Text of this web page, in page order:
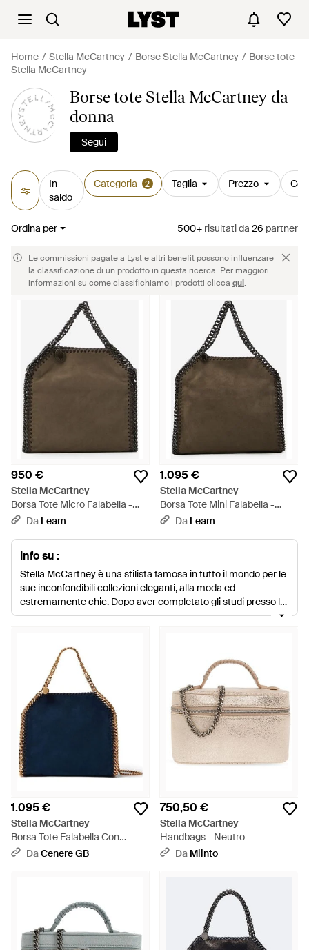
Home Stella McCartney Borse Stella McCartney
Borse tote
Stella McCartney
Borse tote Stella McCartney da
donna
Segui
In
saldo
Categoria 2 Taglia Prezzo
Ordina per 500+ risultatida 26 partner
Le commissioni pagate a Lyst e altri benefit possono influenzare
la classificazione di un prodotto in questa ricerca. Per maggiori
informazioni su come classifichiamo i prodotti clicca qui.
950 €
Stella McCartney
Borsa Tote Micro Falabella -
Marrone
Da Leam
1.095 €
Stella McCartney
Borsa Tote Mini Falabella -
Marrone
Da Leam
Info su :
Stella McCartney è una stilista famosa in tutto il mondo per le
sue inconfondibili collezioni eleganti, alla moda ed
estremamente chic. Dopo aver completato gli studi presso la
Central Saint Martins nel 1995, maturò una notevole
Da sempre impegnata nell'utilizzo di prodotti di origine non
animale, le tote bag firmate Stella McCartney sono realizzate
in maniera impeccabile in ottima ecopelle. Caratterizzate da
strutture uniche, vivaci color block e decorazioni fantasiose,
queste borse squisite sono un complemento davvero
meraviglioso per ogni outfit sia da giorno che da sera.
1.095 €
Stella McCartney
Borsa Tote Falabella Con
Catena - Blu
DaCenere GB
750,50 €
Stella McCartney
Handbags - Neutro
Da Miinto